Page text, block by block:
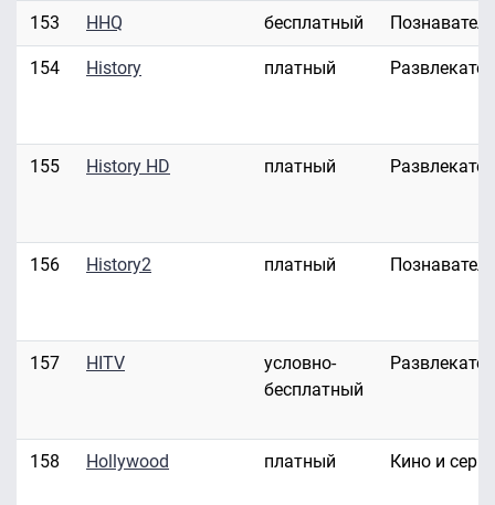
153 HHQ бесплатный
154 History платный
155 History HD платный
156 History2 платный
157 HITV
условно-
бесплатный
158 Hollywood платный Кино и